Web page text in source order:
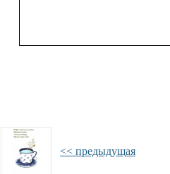
<< предыдущая